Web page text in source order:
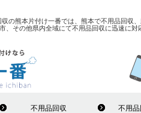
熊本片付け一番では、熊本で不用品回収、
、その他県内全域にて不用品回収に迅速に
不用品回収 不用